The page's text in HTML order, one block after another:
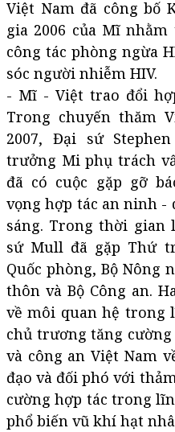
Việt Nam đã công bố
gia 2006 của Mĩ
công tác phòng ngừa
sóc người nhiễm HIV.
- Mĩ - Việt trao đổi
Trong chuyến thăm
2007, Đại sứ
trưởng Mi phụ trách
đã có cuộc gặp gỡ
vọng hợp tác an ninh
sáng. Trong thời gian
sứ Mull đã gặp Thứ
Quốc phòng, Bộ Nông
thôn và Bộ Công an.
về môi quan hệ trong
chủ trương tăng
và công an Việt Nam
đạo và đối phó với
cường hợp tác trong
phổ biến vũ khí hạt